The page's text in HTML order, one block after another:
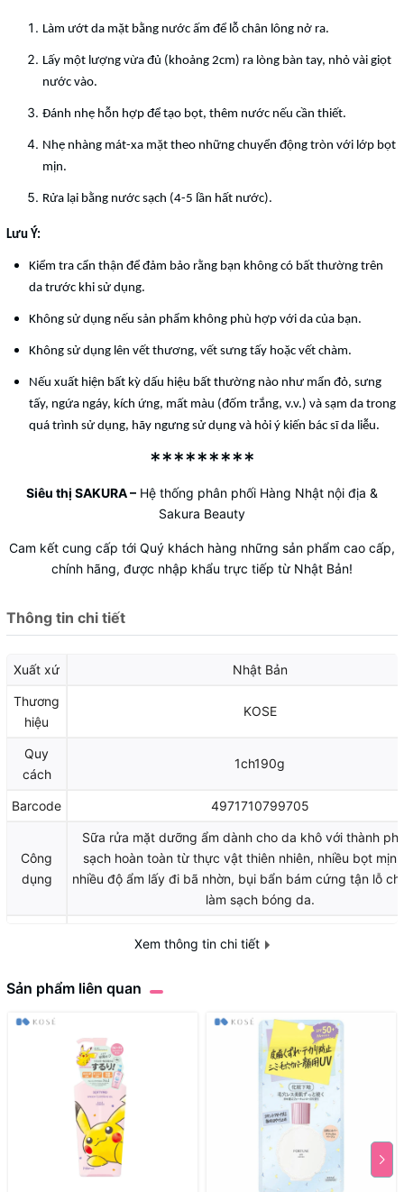
Làm ướt da mặt bằng nước ấm để lỗ chân lông nở ra.
Lấy một lượng vừa đủ (khoảng 2cm) ra lòng bàn tay, nhỏ vài giọt
nước vào.
Đánh nhẹ hỗn hợp để tạo bọt, thêm nước nếu cần thiết.
Nhẹ nhàng mát-xa mặt theo những chuyển động tròn với lớp bọt
mịn.
Rửa lại bằng nước sạch (4-5 lần hất nước).
Lưu Ý:
Kiểm tra cẩn thận để đảm bảo rằng bạn không có bất thường trên
da trước khi sử dụng.
Không sử dụng nếu sản phẩm không phù hợp với da của bạn.
Không sử dụng lên vết thương, vết sưng tấy hoặc vết chàm.
Nếu xuất hiện bất kỳ dấu hiệu bất thường nào như mẩn đỏ, sưng
tấy, ngứa ngáy, kích ứng, mất màu (đốm trắng, v.v.) và sạm da trong
quá trình sử dụng, hãy ngưng sử dụng và hỏi ý kiến ​​bác sĩ da liễu.
*********
Siêu thị SAKURA– Hệ thống phân phối Hàng Nhật nội địa &
Sakura Beauty
Cam kết cung cấp tới Quý khách hàng những sản phẩm cao cấp,
chính hãng, được nhập khẩu trực tiếp từ Nhật Bản!
Thông tin chi tiết
Xuất xứ Nhật Bản
Thương
hiệu
KOSE
Quy
cách
1ch190g
Barcode 4971710799705
Công
dụng
Sữa rửa mặt dưỡng ẩm dành cho da khô với thành
sạch hoàn toàn từ thực vật thiên nhiên, nhiều bọt mịn
nhiều độ ẩm lấy đi bã nhờn, bụi bẩn bám cứng tận lỗ
làm sạch bóng da.
phần
PEG-6, Laureth-7, Axit acetyl hyaluronic Na,
Hydroxypropylmethylcellulose,Laureth-4
acetat, Lauroyllysine, Ethylparaben, Phenoxyethanol,
GEL
190g
Xem thông tin chi tiết
Sản phẩm liên quan